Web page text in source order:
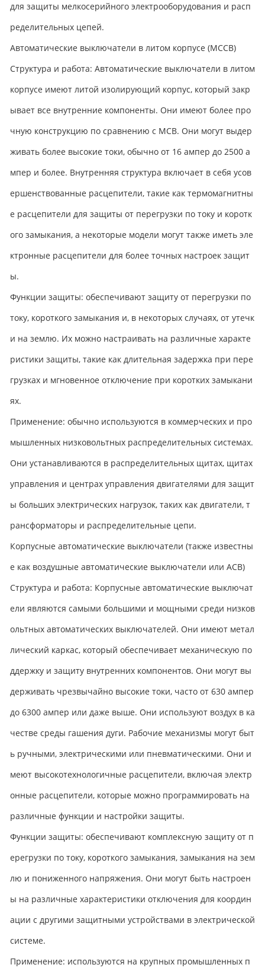
для защиты мелкосерийного электрооборудования и расп
ределительных цепей.
Автоматические выключатели в литом корпусе (MCCB)
Структура и работа: Автоматические выключатели в литом
корпусе имеют литой изолирующий корпус, который закр
ывает все внутренние компоненты. Они имеют более про
чную конструкцию по сравнению с MCB. Они могут выдер
живать более высокие токи, обычно от 16 ампер до 2500 а
мпер и более. Внутренняя структура включает в себя усов
ершенствованные расцепители, такие как термомагнитны
е расцепители для защиты от перегрузки по току и коротк
ого замыкания, а некоторые модели могут также иметь эле
ктронные расцепители для более точных настроек защит
ы.
Функции защиты: обеспечивают защиту от перегрузки по
току, короткого замыкания и, в некоторых случаях, от утечк
и на землю. Их можно настраивать на различные характе
ристики защиты, такие как длительная задержка при пере
грузках и мгновенное отключение при коротких замыкани
ях.
Применение: обычно используются в коммерческих и про
мышленных низковольтных распределительных системах.
Они устанавливаются в распределительных щитах, щитах
управления и центрах управления двигателями для защит
ы больших электрических нагрузок, таких как двигатели, т
рансформаторы и распределительные цепи.
Корпусные автоматические выключатели (также известны
е как воздушные автоматические выключатели или ACB)
Структура и работа: Корпусные автоматические выключат
ели являются самыми большими и мощными среди низков
ольтных автоматических выключателей. Они имеют метал
лический каркас, который обеспечивает механическую по
ддержку и защиту внутренних компонентов. Они могут вы
держивать чрезвычайно высокие токи, часто от 630 ампер
до 6300 ампер или даже выше. Они используют воздух в ка
честве среды гашения дуги. Рабочие механизмы могут быт
ь ручными, электрическими или пневматическими. Они и
меют высокотехнологичные расцепители, включая электр
онные расцепители, которые можно программировать на
различные функции и настройки защиты.
Функции защиты: обеспечивают комплексную защиту от п
ерегрузки по току, короткого замыкания, замыкания на зем
лю и пониженного напряжения. Они могут быть настроен
ы на различные характеристики отключения для координ
ации с другими защитными устройствами в электрической
системе.​
Применение: используются на крупных промышленных п